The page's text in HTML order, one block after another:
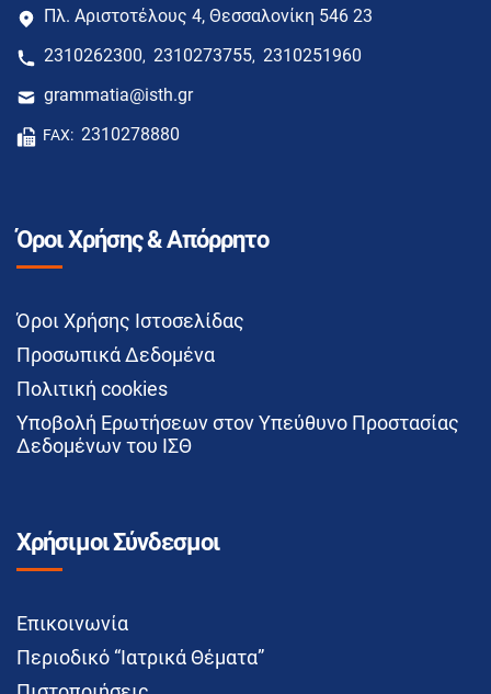
Πλ. Αριστοτέλους 4, Θεσσαλονίκη 546 23
2310262300, 2310273755, 2310251960
grammatia@isth.gr
FAX: 2310278880
Όροι Χρήσης & Απόρρητο
Όροι Χρήσης Ιστοσελίδας
Προσωπικά Δεδομένα
Πολιτική cookies
Υποβολή Ερωτήσεων στον Υπεύθυνο Προστασίας
Δεδομένων του ΙΣΘ
Χρήσιμοι Σύνδεσμοι
Επικοινωνία
Περιοδικό “Ιατρικά Θέματα”